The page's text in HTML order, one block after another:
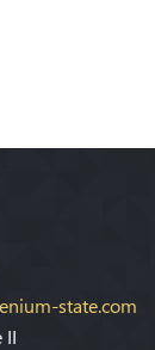
state.com
II